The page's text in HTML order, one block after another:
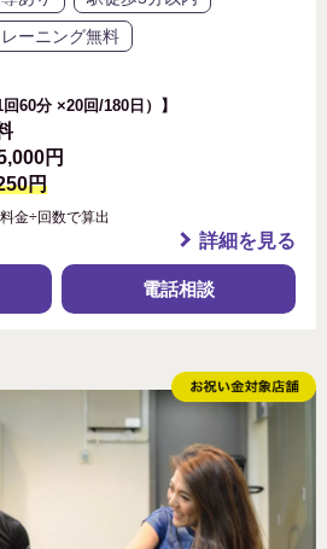
ーニング無料
60分 ×20回/180日）】
円
円
金÷回数で算出
詳細を見る
電話相談